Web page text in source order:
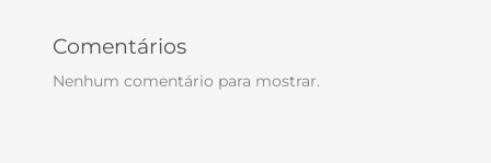
Comentários
Nenhum comentário para mostrar.